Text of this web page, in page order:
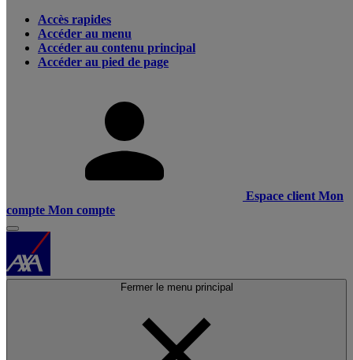
Accès rapides
Accéder au menu
Accéder au contenu principal
Accéder au pied de page
Espace client Mon
compte Mon compte
Fermer le menu principal